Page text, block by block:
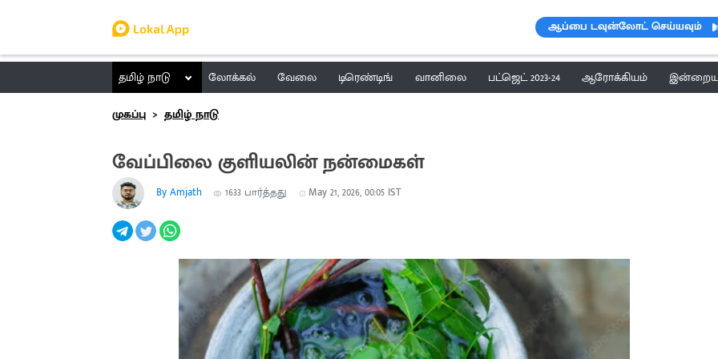
ஆப்பை டவுன்லோட் செய்யவும்
தமிழ் நாடு லோக்கல் வேலை டிரெண்டிங் வானிலை பட்ஜெட் 2023-24 ஆரோக்கியம் இன்றைய
முகப்பு
தமிழ் நாடு
வேப்பிலை குளியலின் நன்மைகள்
By Amjath 1633 பார்த்தது May 21, 2026, 00:05 IST